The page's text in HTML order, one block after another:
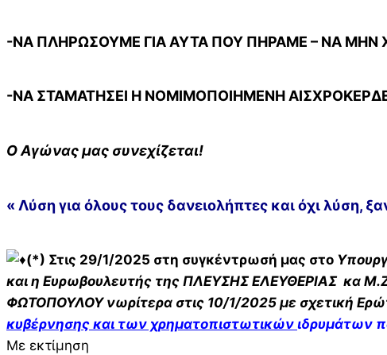
-ΝΑ ΠΛΗΡΩΣΟΥΜΕ ΓΙΑ ΑΥΤΑ ΠΟΥ ΠΗΡΑΜΕ – ΝΑ
-ΝΑ ΣΤΑΜΑΤΗΣΕΙ Η ΝΟΜΙΜΟΠΟΙΗΜΕΝΗ
Ο Αγώνας μας συνεχίζεται!
« Λύση για όλους τους δανειολήπτες και όχι λύση,
(*) Στις 29/1/2025 στη συγκέντρωσή μας στο
και η Ευρωβουλευτής της ΠΛΕΥΣΗΣ ΕΛΕΥΘΕΡΙΑΣ κα
ΦΩΤΟΠΟΥΛΟΥ νωρίτερα στις 10/1/2025 με σχετική
κυβέρνησης και των χρηματοπιστωτικών ιδρυμάτων
Με εκτίμηση